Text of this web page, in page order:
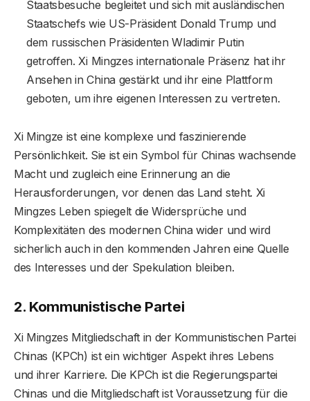
Staatsbesuche begleitet und sich mit ausländischen
Staatschefs wie US-Präsident Donald Trump und
dem russischen Präsidenten Wladimir Putin
getroffen. Xi Mingzes internationale Präsenz hat ihr
Ansehen in China gestärkt und ihr eine Plattform
geboten, um ihre eigenen Interessen zu vertreten.
Xi Mingze ist eine komplexe und faszinierende
Persönlichkeit. Sie ist ein Symbol für Chinas wachsende
Macht und zugleich eine Erinnerung an die
Herausforderungen, vor denen das Land steht. Xi
Mingzes Leben spiegelt die Widersprüche und
Komplexitäten des modernen China wider und wird
sicherlich auch in den kommenden Jahren eine Quelle
des Interesses und der Spekulation bleiben.
2. Kommunistische Partei
Xi Mingzes Mitgliedschaft in der Kommunistischen Partei
Chinas (KPCh) ist ein wichtiger Aspekt ihres Lebens
und ihrer Karriere. Die KPCh ist die Regierungspartei
Chinas und die Mitgliedschaft ist Voraussetzung für die